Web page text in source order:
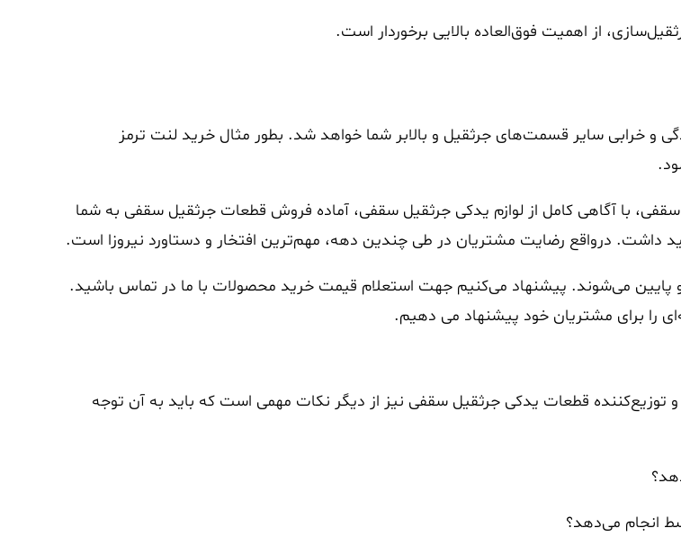
از اهمیت فوق‌العاده بالایی برخوردار است.
و خرابی سایر قسمت‌های جرثقیل و بالابر شما خواهد شد. بطور مثال خرید لنت ترمز
با آگاهی کامل از لوازم یدکی جرثقیل سقفی، آماده فروش قطعات جرثقیل سقفی به شما
درواقع رضایت مشتریان در طی چندین دهه، مهم‌ترین افتخار و دستاورد نیروزا است.
پایین می‌شوند. پیشنهاد می‌کنیم جهت استعلام قیمت خرید محصولات با ما در تماس باشید.
را برای مشتریان خود پیشنهاد می دهیم.
قطعات یدکی جرثقیل سقفی نیز از دیگر نکات مهمی است که باید به آن توجه
انجام می‌دهد؟